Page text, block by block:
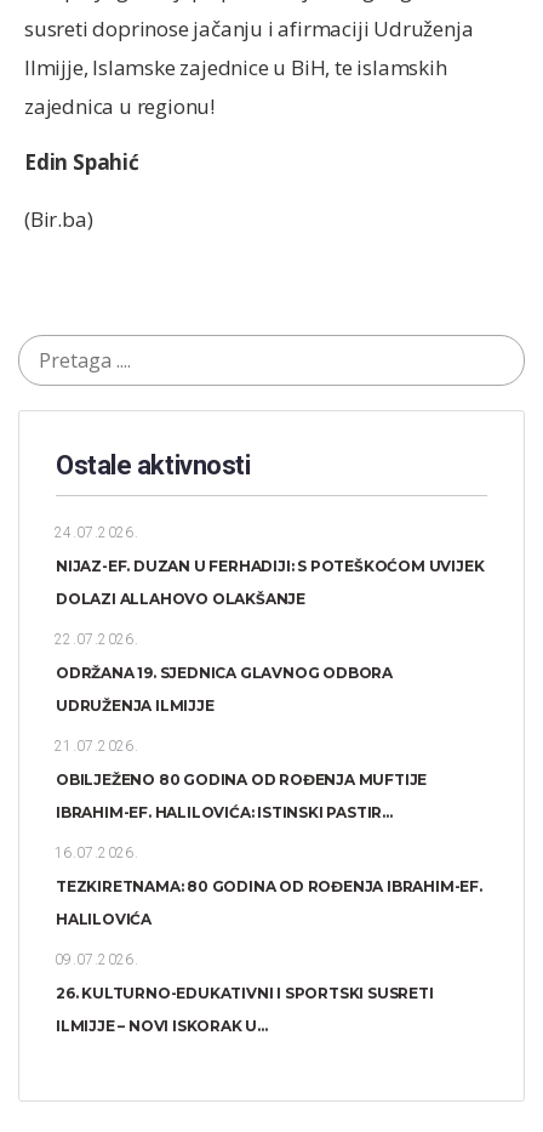
susreti doprinose jačanju i afirmaciji Udruženja
Ilmijje, Islamske zajednice u BiH, te islamskih
zajednica u regionu!
Edin Spahić
(Bir.ba)
Ostale aktivnosti
24.07.2026.
NIJAZ-EF. DUZAN U FERHADIJI: S POTEŠKOĆOM UVIJEK
DOLAZI ALLAHOVO OLAKŠANJE
22.07.2026.
ODRŽANA 19. SJEDNICA GLAVNOG ODBORA
UDRUŽENJA ILMIJJE
21.07.2026.
OBILJEŽENO 80 GODINA OD ROĐENJA MUFTIJE
IBRAHIM-EF. HALILOVIĆA: ISTINSKI PASTIR...
16.07.2026.
TEZKIRETNAMA: 80 GODINA OD ROĐENJA IBRAHIM-EF.
HALILOVIĆA
09.07.2026.
26. KULTURNO-EDUKATIVNI I SPORTSKI SUSRETI
ILMIJJE – NOVI ISKORAK U...